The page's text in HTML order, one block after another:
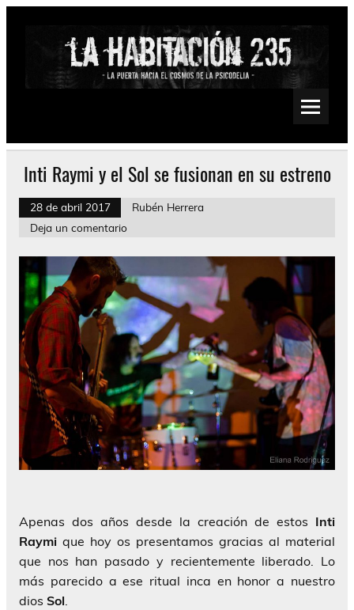
Saltar
Psychedelic, Stoner, Doom, Sludge, Fuzz, Space, Drone
Inti Raymi y el Sol se fusionan en su estreno
28 de abril 2017
Rubén Herrera
Deja un comentario
Apenas dos años desde la creación de estos Inti
Raymi que hoy os presentamos gracias al material
que nos han pasado y recientemente liberado. Lo
más parecido a ese ritual inca en honor a nuestro
dios Sol